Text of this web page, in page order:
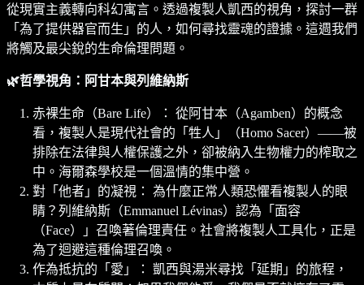
從現實主義轉向科幻寓言。透過複製人凱西的視角，探討一群
「為了提供器官而生」的人，如何尋找靈魂的證據。這週我們
將觸及最尖銳的生命倫理問題。
🌿哲學視角：阿甘本與列維納斯
赤裸生命（Bare Life）： 從阿甘本（Agamben）的概念
看，複製人是現代社會的「牲人」（Homo Sacer）——被
排除在法律與人權保護之外，卻被納入生物權力的榨取之
中。海爾森學校是一個溫情的集中營。
對「他者」的凝視： 為什麼正常人類恐懼看複製人的眼
睛？列維納斯（Emmanuel Lévinas）認為「面容
（Face）」召喚著倫理責任。社會將複製人工具化，正是
為了迴避這種倫理召喚。
作為抵抗的「愛」： 凱西與湯米尋找「延期」的旅程，